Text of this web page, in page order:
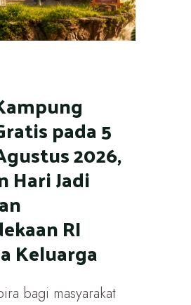
pada 5
2026,
Hari Jadi
RI
Keluarga
bagi masyarakat